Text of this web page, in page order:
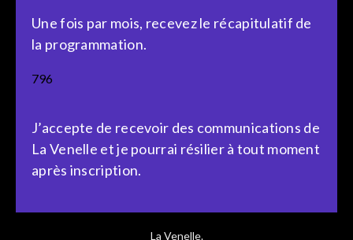
Une fois par mois, recevez le récapitulatif de
la programmation.
796
J’accepte de recevoir des communications de
La Venelle et je pourrai résilier à tout moment
après inscription.
La Venelle.